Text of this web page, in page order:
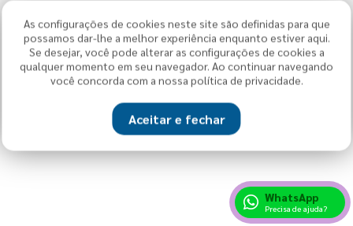
As configurações de cookies neste site são definidas para que
possamos dar-lhe a melhor experiência enquanto estiver aqui.
Se desejar, você pode alterar as configurações de cookies a
qualquer momento em seu navegador. Ao continuar navegando
você concorda com a nossa política de privacidade.
Aceitar e fechar
WhatsApp
Precisa de ajuda?